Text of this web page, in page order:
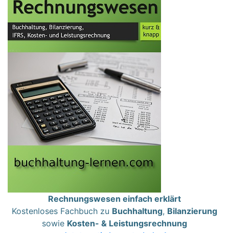
Rechnungswesen einfach erklärt
Kostenloses Fachbuch zu Buchhaltung, Bilanzierung
sowie Kosten- & Leistungsrechnung